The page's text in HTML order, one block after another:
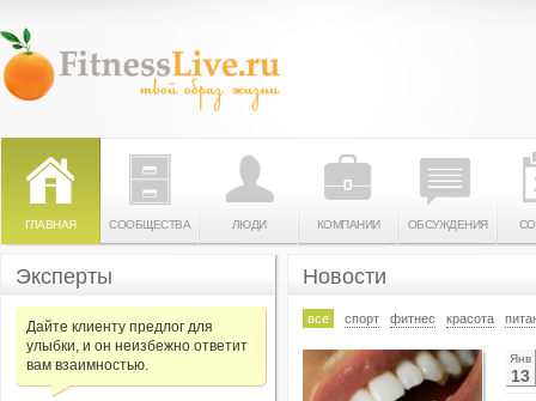
ГЛАВНАЯ СООБЩЕСТВА ЛЮДИ КОМПАНИИ ОБСУЖДЕНИЯ
Новости
все спорт фитнес красота
Янв
13
Эксперты
Дайте клиенту предлог для
улыбки, и он неизбежно ответит
вам взаимностью.